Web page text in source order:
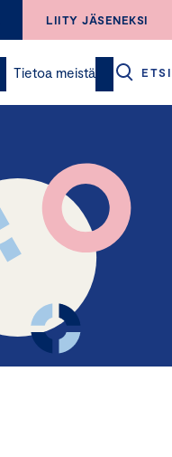
LIITY JÄSENEKSI
Tietoa meistä ETSI